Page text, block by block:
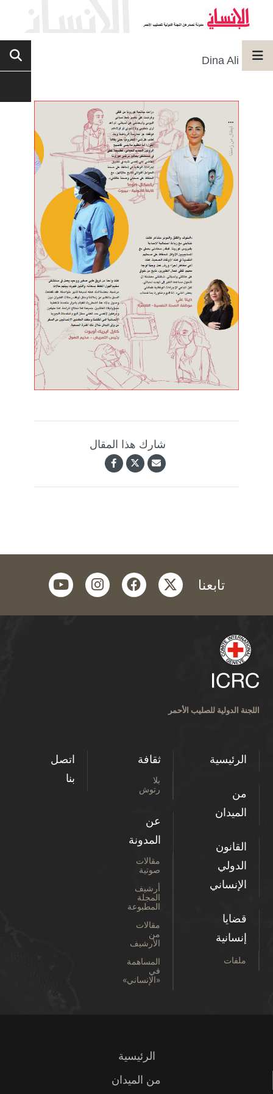
Dina Ali
شارك هذا المقال
تابعنا twitter
facebook
instagram
youtube
اللجنة الدولية للصليب الأحمر
الرئيسية
من
الميدان
القانون
الدولي
الإنساني
قضايا
إنسانية
ملفات
ثقافة
بلا
رتوش
عن
المدونة
مقالات
صوتية
أرشيف
المجلة
المطبوعة
مقالات
من
الأرشيف
المساهمة
في
«الإنساني»
اتصل
بنا
الرئيسية
من الميدان